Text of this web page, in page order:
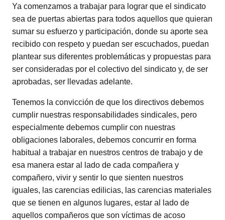
Ya comenzamos a trabajar para lograr que el sindicato
sea de puertas abiertas para todos aquellos que quieran
sumar su esfuerzo y participación, donde su aporte sea
recibido con respeto y puedan ser escuchados, puedan
plantear sus diferentes problemáticas y propuestas para
ser consideradas por el colectivo del sindicato y, de ser
aprobadas, ser llevadas adelante.
Tenemos la convicción de que los directivos debemos
cumplir nuestras responsabilidades sindicales, pero
especialmente debemos cumplir con nuestras
obligaciones laborales, debemos concurrir en forma
habitual a trabajar en nuestros centros de trabajo y de
esa manera estar al lado de cada compañera y
compañero, vivir y sentir lo que sienten nuestros
iguales, las carencias edilicias, las carencias materiales
que se tienen en algunos lugares, estar al lado de
aquellos compañeros que son víctimas de acoso